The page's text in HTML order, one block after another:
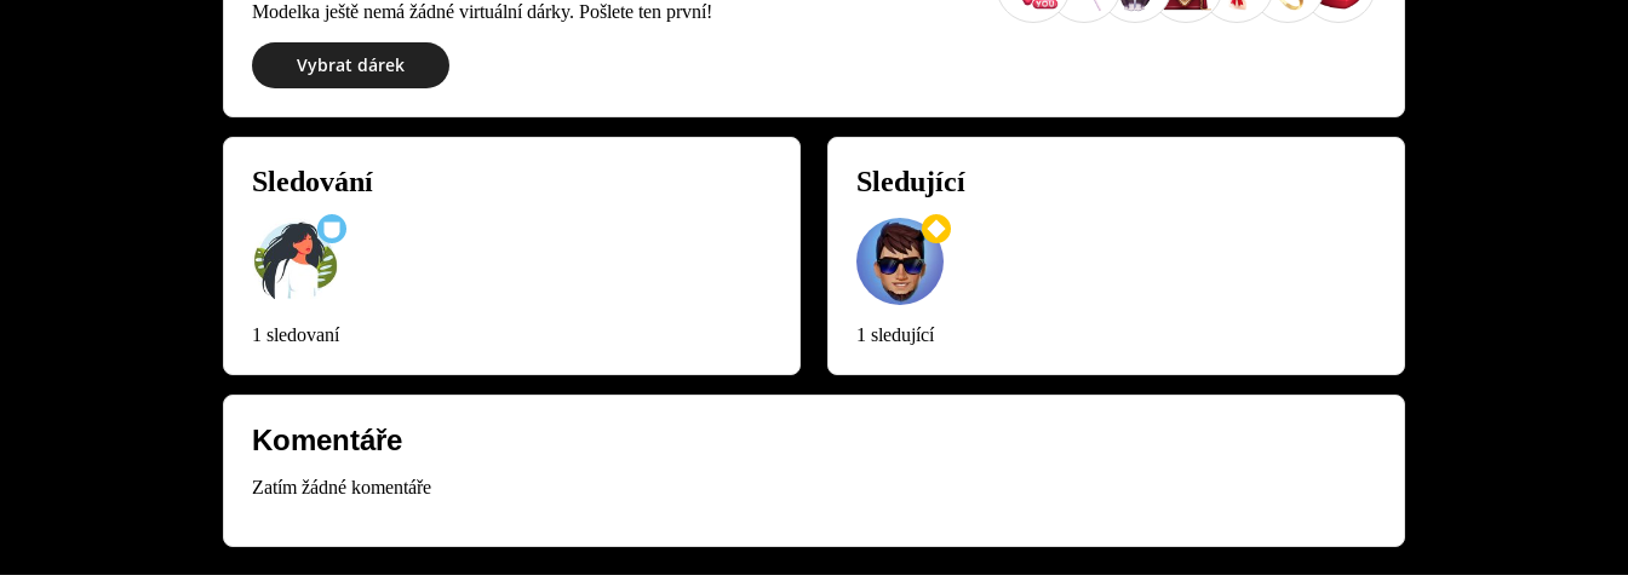
Modelka ještě nemá žádné virtuální dárky. Pošlete ten první!
Vybrat dárek
Sledování
1 sledovaní
Sledující
1 sledující
Komentáře
Zatím žádné komentáře